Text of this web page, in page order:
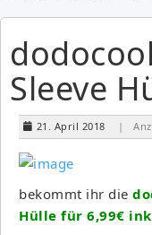
Sleeve
21. April 2018 |
bekommt ihr die
Hülle für 6,99€